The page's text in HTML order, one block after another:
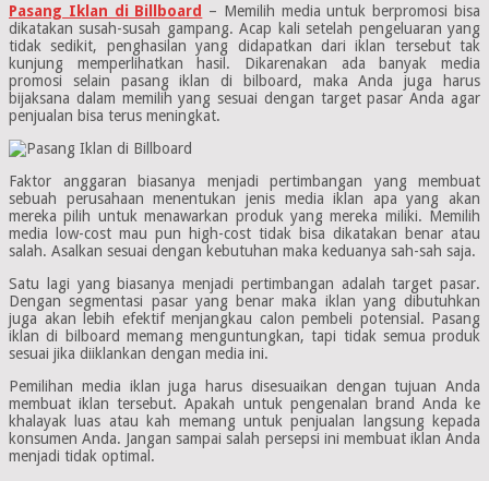
Pasang Iklan di Billboard
– Memilih media untuk berpromosi bisa
dikatakan susah-susah gampang. Acap kali setelah pengeluaran yang
tidak sedikit, penghasilan yang didapatkan dari iklan tersebut tak
kunjung memperlihatkan hasil. Dikarenakan ada banyak media
promosi selain pasang iklan di bilboard, maka Anda juga harus
bijaksana dalam memilih yang sesuai dengan target pasar Anda agar
penjualan bisa terus meningkat.
Faktor anggaran biasanya menjadi pertimbangan yang membuat
sebuah perusahaan menentukan jenis media iklan apa yang akan
mereka pilih untuk menawarkan produk yang mereka miliki. Memilih
media low-cost mau pun high-cost tidak bisa dikatakan benar atau
salah. Asalkan sesuai dengan kebutuhan maka keduanya sah-sah saja.
Satu lagi yang biasanya menjadi pertimbangan adalah target pasar.
Dengan segmentasi pasar yang benar maka iklan yang dibutuhkan
juga akan lebih efektif menjangkau calon pembeli potensial. Pasang
iklan di bilboard memang menguntungkan, tapi tidak semua produk
sesuai jika diiklankan dengan media ini.
Pemilihan media iklan juga harus disesuaikan dengan tujuan Anda
membuat iklan tersebut. Apakah untuk pengenalan brand Anda ke
khalayak luas atau kah memang untuk penjualan langsung kepada
konsumen Anda. Jangan sampai salah persepsi ini membuat iklan Anda
menjadi tidak optimal.